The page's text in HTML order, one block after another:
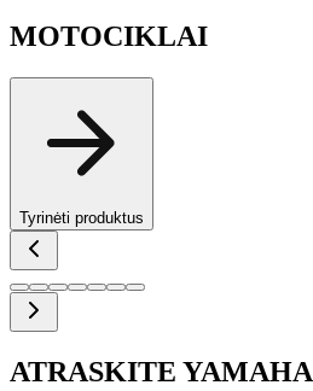
MOTOCIKLAI
Tyrinėti produktus
ATRASKITE YAMAHA